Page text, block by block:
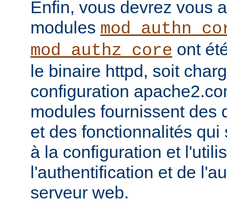
Enfin, vous devrez vous
modules
mod_authz_core ont
le binaire httpd, soit
configuration
modules fournissent des
et des fonctionnalités
à la configuration et
l'authentification et de
serveur web.